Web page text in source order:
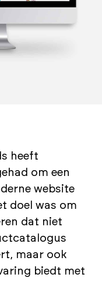
heeft
om een
website
doel was om
dat niet
maar ook
biedt met